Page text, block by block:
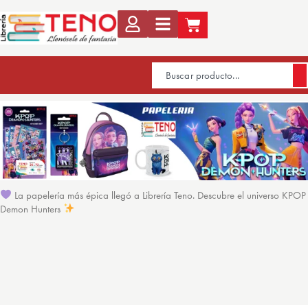
La papelería más épica llegó a Librería Teno. Descubre el universo KPOP
Demon Hunters